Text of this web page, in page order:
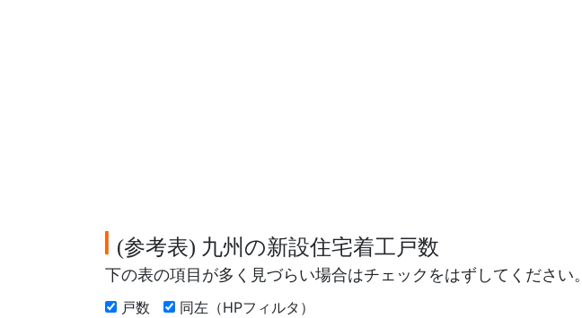
(参考表) 九州の新設住宅着工戸数
下の表の項目が多く見づらい場合はチェックをはずしてください。
戸数 同左（HPフィルタ）